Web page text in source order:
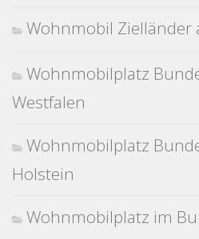
Wohnmobil Zielländer
Wohnmobilplatz
Westfalen
Wohnmobilplatz
Holstein
Wohnmobilplatz im